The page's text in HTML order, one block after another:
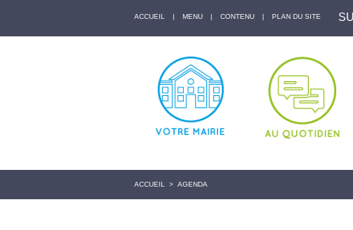
ACCUEIL | MENU | CONTENU | PLAN DU SITE
ACCUEIL > AGENDA